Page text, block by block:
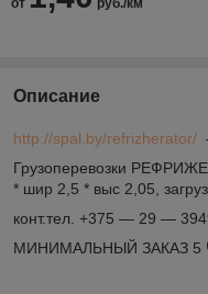
Описание
http://spal.by/refrizherator/‎
Грузоперевозки
* шир 2,5 * выс 2,05,
конт.тел. +375 ― 29 ―
МИНИМАЛЬНЫЙ ЗАКАЗ 5